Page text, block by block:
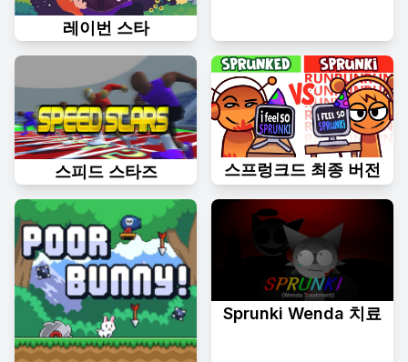
레이번 스타
스피드 스타즈 스프렁크드 최종 버전
Sprunki Wenda 치료